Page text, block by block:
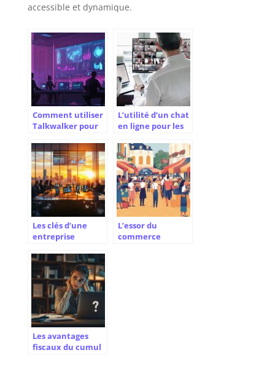
accessible et dynamique.
Comment utiliser
Talkwalker pour
insights
pertinents de vos
données
textuelles
L’utilité d’un chat
en ligne pour les
Les clés d’une
entreprise
Orchestrer
l’alliance du
capital et du
travail
L’essor du
commerce
Les avantages
fiscaux du cumul